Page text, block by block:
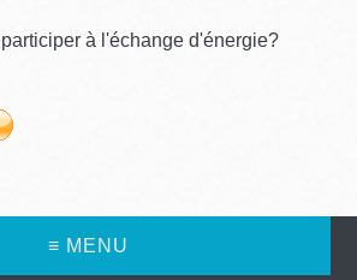
à l'échange d'énergie?
≡ MENU